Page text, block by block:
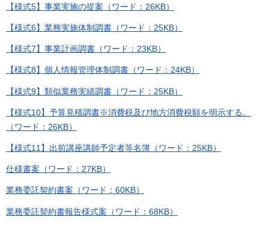
【様式5】事業実施の提案（ワード：26KB）
【様式6】業務実施体制調書（ワード：25KB）
【様式7】事業計画調書（ワード：23KB）
【様式8】個人情報管理体制調書（ワード：24KB）
【様式9】類似業務実績調書（ワード：25KB）
【様式10】予算見積調書※消費税及び地方消費税額を明示する。
（ワード：26KB）
【様式11】出前講座講師予定者等名簿（ワード：25KB）
仕様書案（ワード：27KB）
業務委託契約書案（ワード：60KB）
業務委託契約書報告様式案（ワード：68KB）